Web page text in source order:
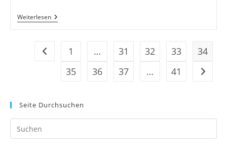
WeiterlesenGarmin’s
405er
Zur vorherigen Seite
1 … 31 32 33
34
35
36 37 … 41 Zur
Seite Durchsuchen